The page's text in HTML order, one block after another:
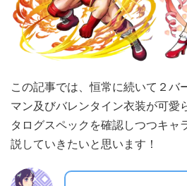
この記事では、恒常に続いて２バ
マン及びバレンタイン衣装が可愛
タログスペックを確認しつつキャ
説していきたいと思います！